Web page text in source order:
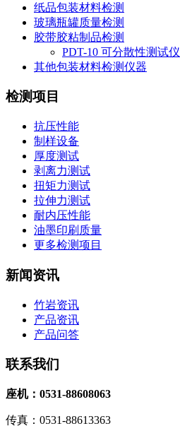
纸品包装材料检测
玻璃瓶罐质量检测
胶带胶粘制品检测
PDT-10 可分散性测试仪
其他包装材料检测仪器
检测项目
抗压性能
制样设备
厚度测试
剥离力测试
扭矩力测试
拉伸力测试
耐内压性能
油墨印刷质量
更多检测项目
新闻资讯
竹岩资讯
产品资讯
产品问答
联系我们
座机：0531-88608063
传真：0531-88613363